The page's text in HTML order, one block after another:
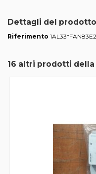
Dettagli del prodotto
Riferimento
16 altri prodotti